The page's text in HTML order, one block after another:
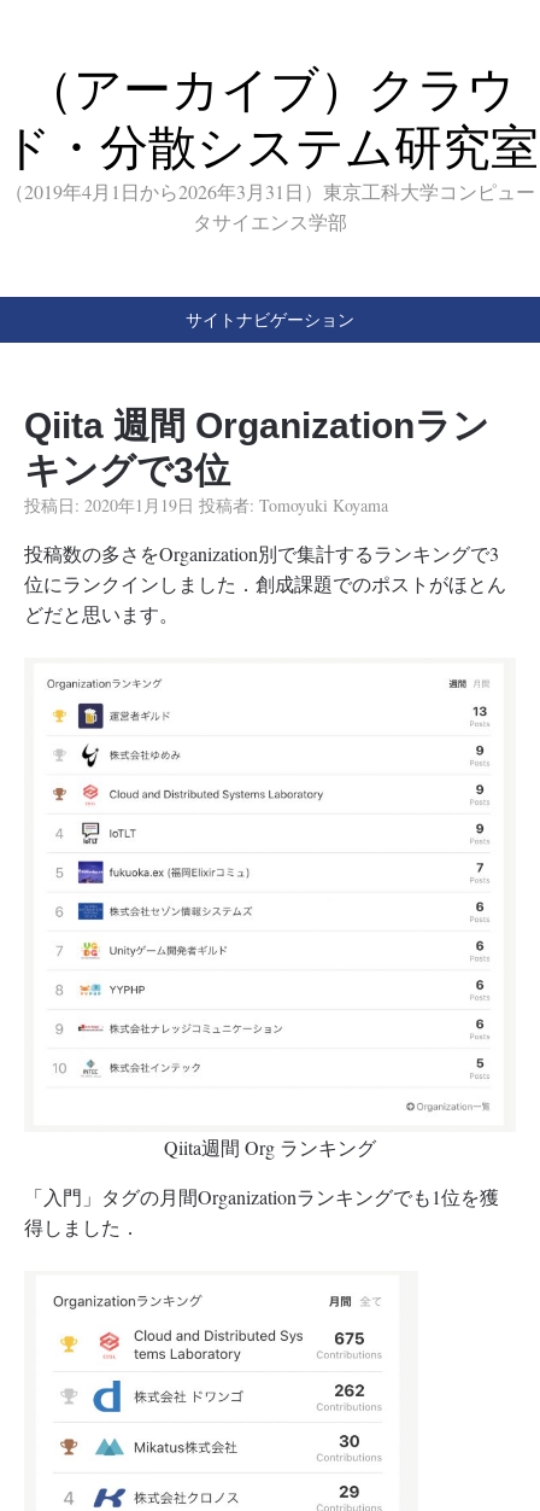
（アーカイブ）クラウ
ド・分散システム研究室
（2019年4月1日から2026年3月31日）東京工科大学コンピュー
タサイエンス学部
サイトナビゲーション
Qiita 週間 Organizationラン
キングで3位
投稿日: 2020年1月19日 投稿者: Tomoyuki Koyama
投稿数の多さをOrganization別で集計するランキングで3
位にランクインしました．創成課題でのポストがほとん
どだと思います。
Qiita週間 Org ランキング
「入門」タグの月間Organizationランキングでも1位を獲
得しました．